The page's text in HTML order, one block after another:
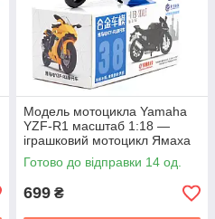
Модель мотоцикла Yamaha
YZF-R1 масштаб 1:18 —
іграшковий мотоцикл Ямаха
Р1 чорний, металева
колекційна модель у
Готово до відправки 14 од.
699 ₴